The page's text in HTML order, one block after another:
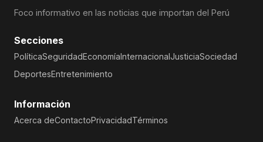
Foco informativo en las noticias que importan del Perú
Secciones
PolíticaSeguridadEconomíaInternacionalJusticiaSociedad
DeportesEntretenimiento
Información
Acerca deContactoPrivacidadTérminos